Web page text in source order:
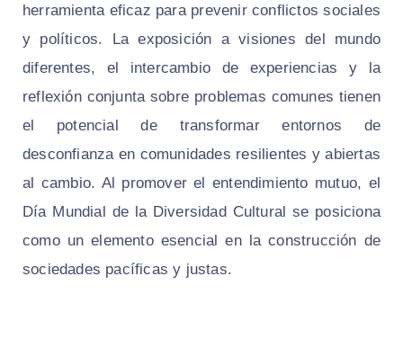
herramienta eficaz para prevenir conflictos sociales
y políticos. La exposición a visiones del mundo
diferentes, el intercambio de experiencias y la
reflexión conjunta sobre problemas comunes tienen
el potencial de transformar entornos de
desconfianza en comunidades resilientes y abiertas
al cambio. Al promover el entendimiento mutuo, el
Día Mundial de la Diversidad Cultural se posiciona
como un elemento esencial en la construcción de
sociedades pacíficas y justas.